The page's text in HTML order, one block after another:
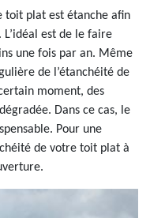
toit plat est étanche afin
L’idéal est de le faire
une fois par an. Même
de l’étanchéité de
moment, des
Dans ce cas, le
Pour une
de votre toit plat à